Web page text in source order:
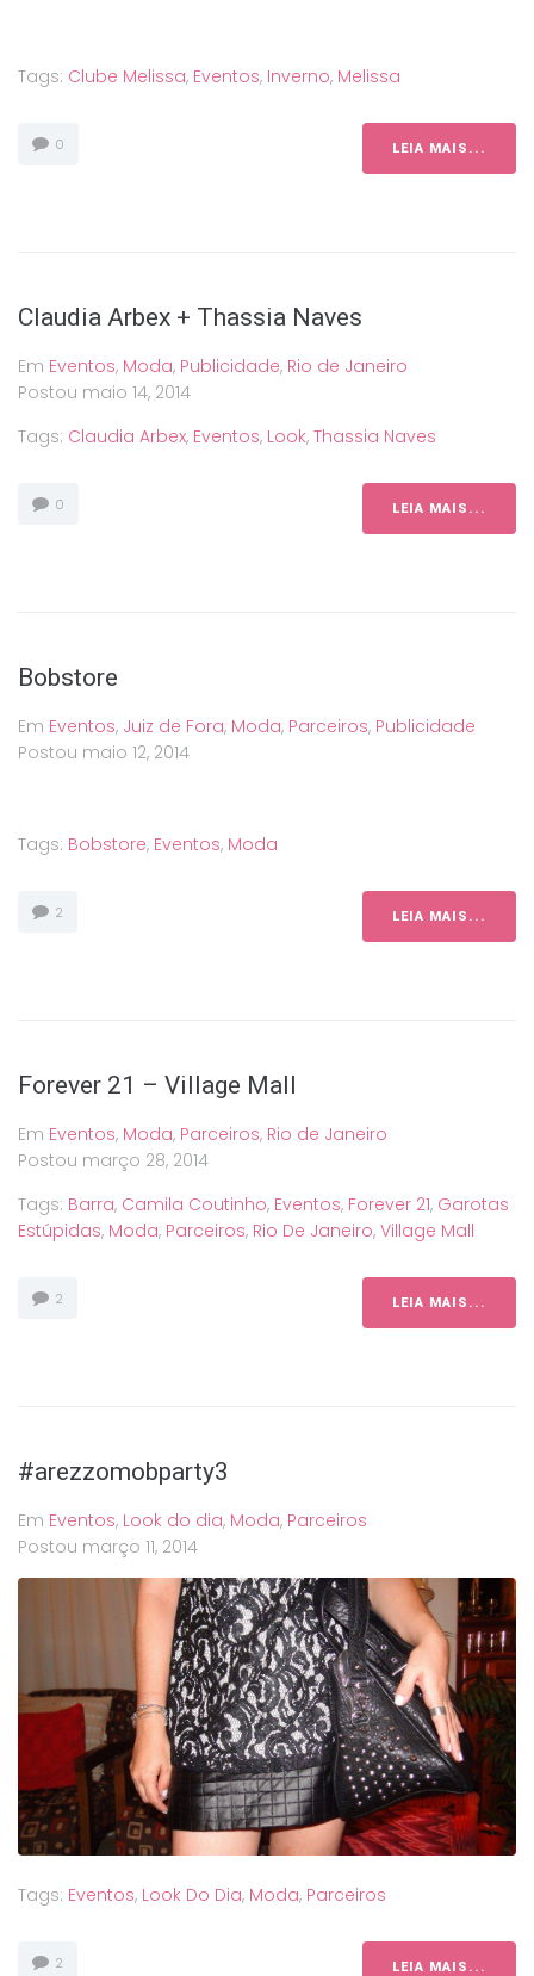
Tags: Clube Melissa, Eventos, Inverno, Melissa
0 LEIA MAIS...
Claudia Arbex + Thassia Naves
Em Eventos, Moda, Publicidade, Rio de Janeiro
Postou maio 14, 2014
Tags: Claudia Arbex, Eventos, Look, Thassia Naves
0 LEIA MAIS...
Bobstore
Em Eventos, Juiz de Fora, Moda, Parceiros, Publicidade
Postou maio 12, 2014
Tags: Bobstore, Eventos, Moda
2 LEIA MAIS...
Forever 21 – Village Mall
Em Eventos, Moda, Parceiros, Rio de Janeiro
Postou março 28, 2014
Tags: Barra, Camila Coutinho, Eventos, Forever 21, Garotas
Estúpidas, Moda, Parceiros, Rio De Janeiro, Village Mall
2 LEIA MAIS...
#arezzomobparty3
Em Eventos, Look do dia, Moda, Parceiros
Postou março 11, 2014
Tags: Eventos, Look Do Dia, Moda, Parceiros
2 LEIA MAIS...